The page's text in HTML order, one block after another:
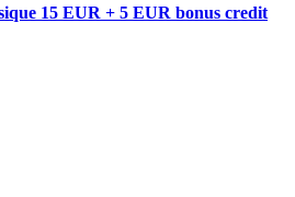
15 EUR + 5 EUR bonus credit